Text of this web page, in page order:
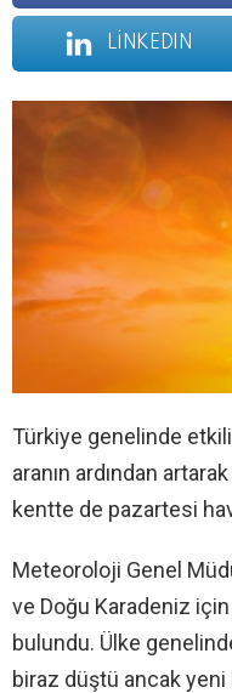
LINKEDIN
Türkiye genelinde
aranın ardından
kentte de pazartesi
Meteoroloji Genel
ve Doğu Karadeniz için
bulundu. Ülke
biraz düştü ancak